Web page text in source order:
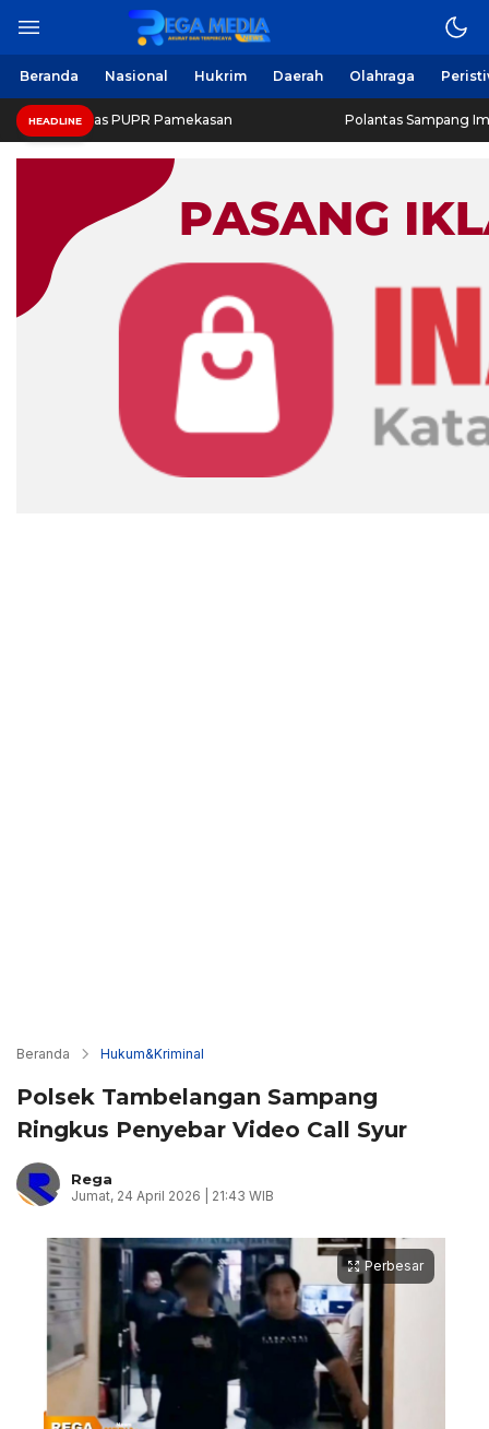
Beranda Nasional Hukrim Daerah Olahraga
HEADLINE
PUPR Pamekasan Polantas Sampang Imbau Latihan
Beranda Hukum&Kriminal
Polsek Tambelangan Sampang
Ringkus Penyebar Video Call Syur
Rega
Jumat, 24 April 2026 | 21:43 WIB
Perbesar